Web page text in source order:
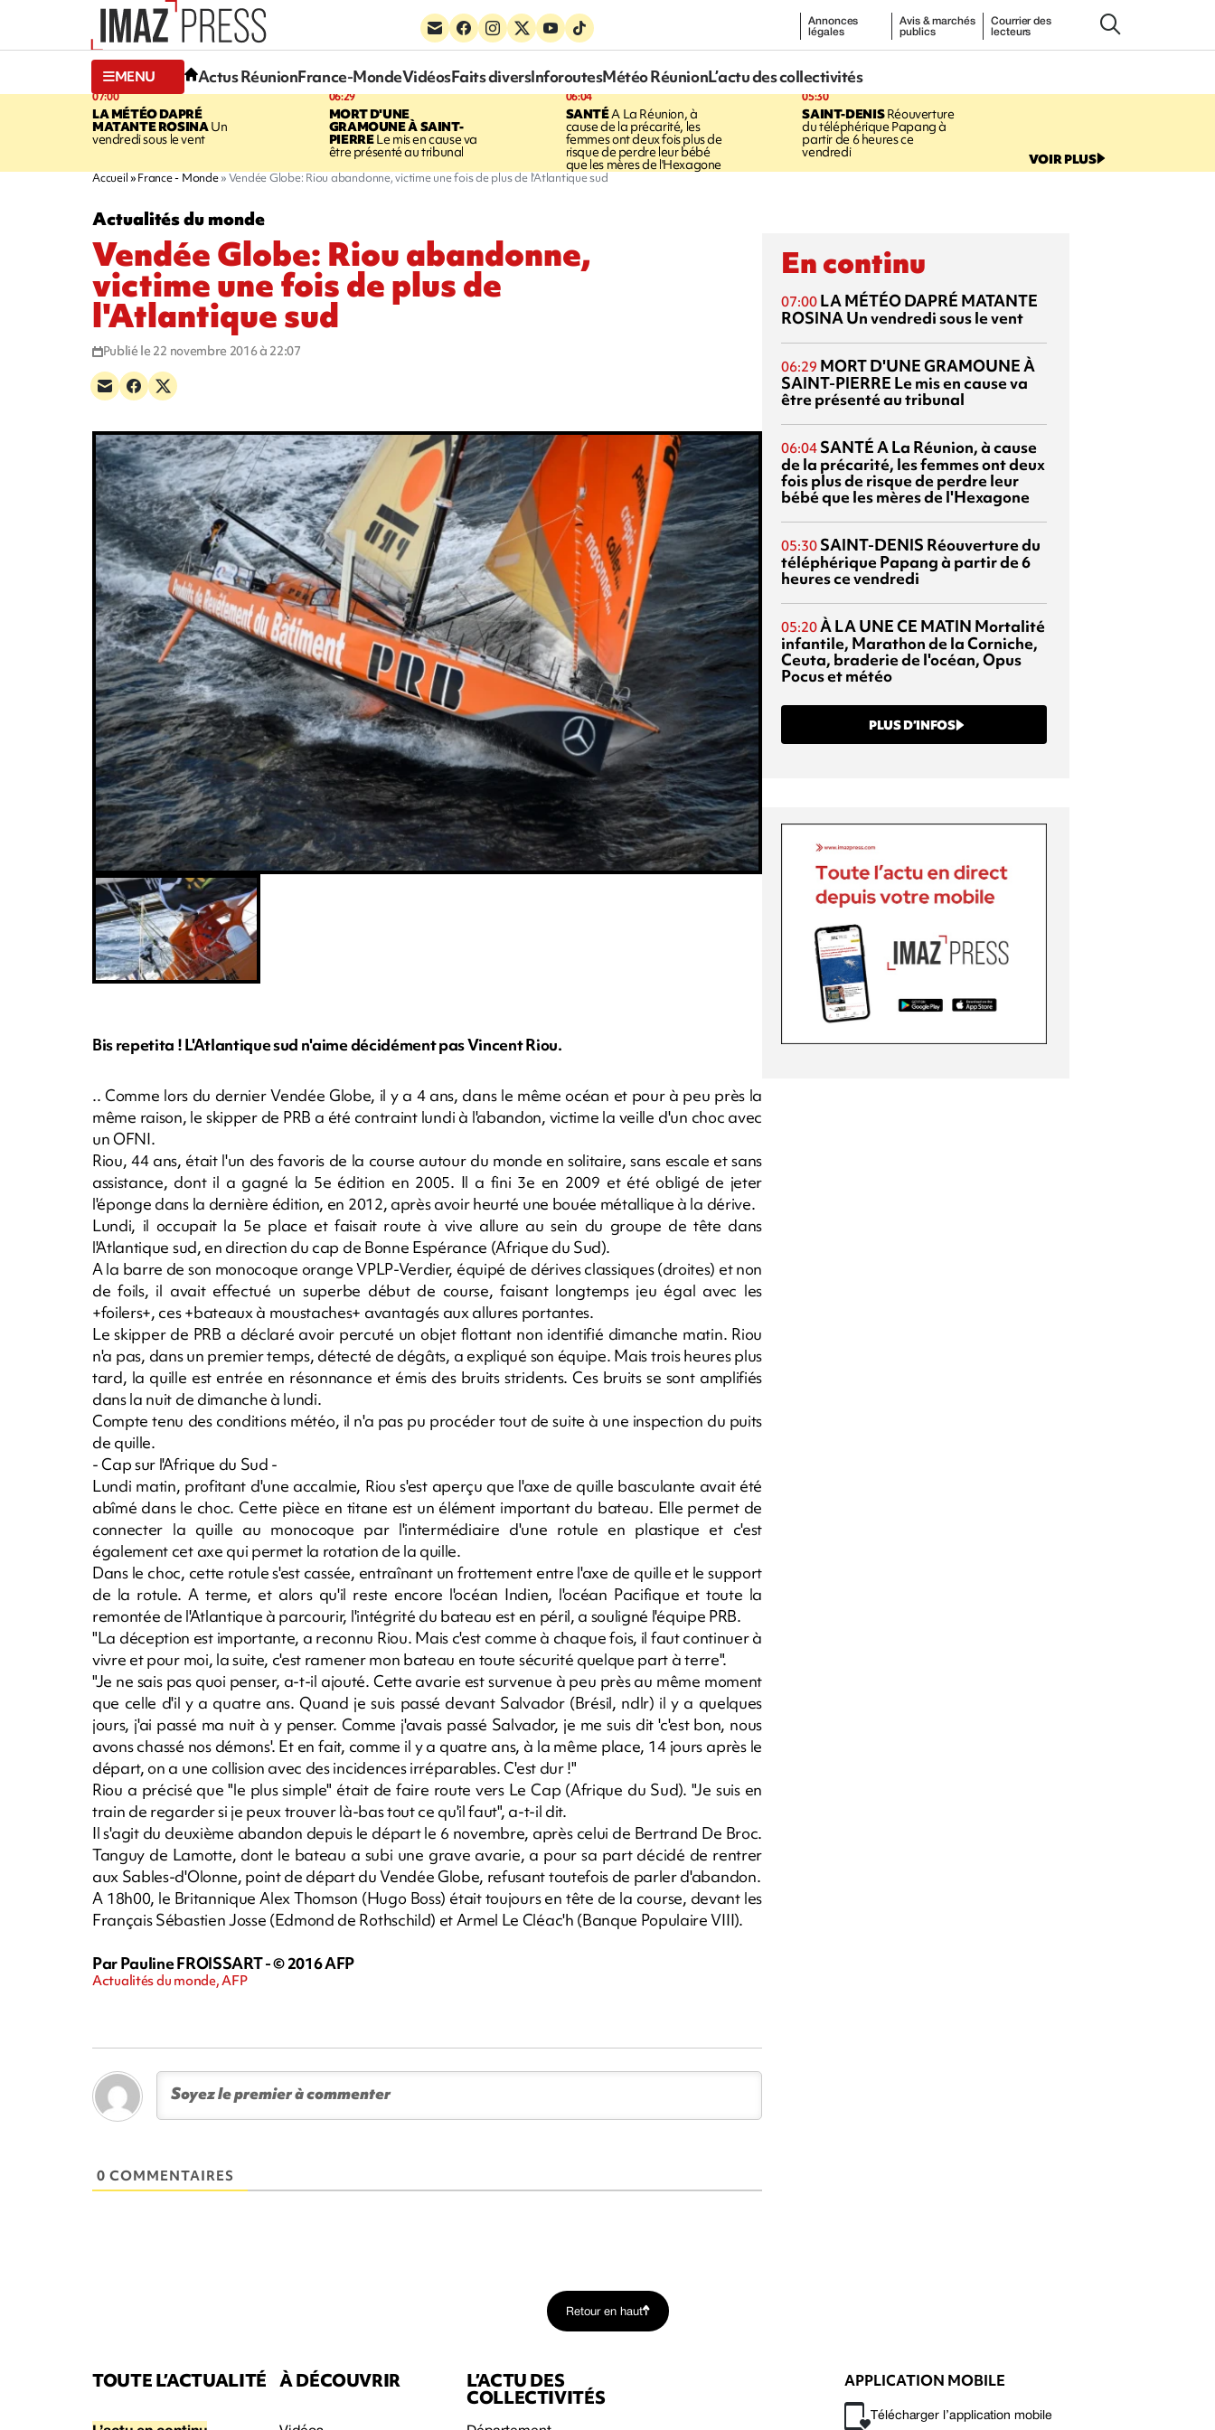
Annonces
légales
Avis & marchés
publics
Courrier des
lecteurs
MENU Actus RéunionFrance-MondeVidéosFaits diversInforoutesMétéo RéunionL’actu des collectivités
07:00
LA MÉTÉO DAPRÉ
MATANTE ROSINAUn
vendredi sous le vent
06:29
MORT D'UNE
GRAMOUNE À SAINT-
PIERRELe mis en cause va
être présenté au tribunal
06:04
SANTÉA La Réunion, à
cause de la précarité, les
femmes ont deux fois plus de
risque de perdre leur bébé
que les mères de l'Hexagone
05:30
SAINT-DENISRéouverture
du téléphérique Papang à
partir de 6 heures ce
vendredi VOIR PLUS
Accueil France - Monde Vendée Globe: Riou abandonne, victime une fois de plus de l'Atlantique sud
Actualités du monde
Vendée Globe: Riou abandonne,
victime une fois de plus de
l'Atlantique sud
Publié le 22 novembre 2016 à 22:07
Bis repetita ! L'Atlantique sud n'aime décidément pas Vincent Riou.
.. Comme lors du dernier Vendée Globe, il y a 4 ans, dans le même océan et pour à peu près la
même raison, le skipper de PRB a été contraint lundi à l'abandon, victime la veille d'un choc avec
un OFNI.
Riou, 44 ans, était l'un des favoris de la course autour du monde en solitaire, sans escale et sans
assistance, dont il a gagné la 5e édition en 2005. Il a fini 3e en 2009 et été obligé de jeter
l'éponge dans la dernière édition, en 2012, après avoir heurté une bouée métallique à la dérive.
Lundi, il occupait la 5e place et faisait route à vive allure au sein du groupe de tête dans
l'Atlantique sud, en direction du cap de Bonne Espérance (Afrique du Sud).
A la barre de son monocoque orange VPLP-Verdier, équipé de dérives classiques (droites) et non
de foils, il avait effectué un superbe début de course, faisant longtemps jeu égal avec les
+foilers+, ces +bateaux à moustaches+ avantagés aux allures portantes.
Le skipper de PRB a déclaré avoir percuté un objet flottant non identifié dimanche matin. Riou
n'a pas, dans un premier temps, détecté de dégâts, a expliqué son équipe. Mais trois heures plus
tard, la quille est entrée en résonnance et émis des bruits stridents. Ces bruits se sont amplifiés
dans la nuit de dimanche à lundi.
Compte tenu des conditions météo, il n'a pas pu procéder tout de suite à une inspection du puits
de quille.
- Cap sur l'Afrique du Sud -
Lundi matin, profitant d'une accalmie, Riou s'est aperçu que l'axe de quille basculante avait été
abîmé dans le choc. Cette pièce en titane est un élément important du bateau. Elle permet de
connecter la quille au monocoque par l'intermédiaire d'une rotule en plastique et c'est
également cet axe qui permet la rotation de la quille.
Dans le choc, cette rotule s'est cassée, entraînant un frottement entre l'axe de quille et le support
de la rotule. A terme, et alors qu'il reste encore l'océan Indien, l'océan Pacifique et toute la
remontée de l'Atlantique à parcourir, l'intégrité du bateau est en péril, a souligné l'équipe PRB.
"La déception est importante, a reconnu Riou. Mais c'est comme à chaque fois, il faut continuer à
vivre et pour moi, la suite, c'est ramener mon bateau en toute sécurité quelque part à terre".
"Je ne sais pas quoi penser, a-t-il ajouté. Cette avarie est survenue à peu près au même moment
que celle d'il y a quatre ans. Quand je suis passé devant Salvador (Brésil, ndlr) il y a quelques
jours, j'ai passé ma nuit à y penser. Comme j'avais passé Salvador, je me suis dit 'c'est bon, nous
avons chassé nos démons'. Et en fait, comme il y a quatre ans, à la même place, 14 jours après le
départ, on a une collision avec des incidences irréparables. C'est dur !"
Riou a précisé que "le plus simple" était de faire route vers Le Cap (Afrique du Sud). "Je suis en
train de regarder si je peux trouver là-bas tout ce qu'il faut", a-t-il dit.
Il s'agit du deuxième abandon depuis le départ le 6 novembre, après celui de Bertrand De Broc.
Tanguy de Lamotte, dont le bateau a subi une grave avarie, a pour sa part décidé de rentrer
aux Sables-d'Olonne, point de départ du Vendée Globe, refusant toutefois de parler d'abandon.
A 18h00, le Britannique Alex Thomson (Hugo Boss) était toujours en tête de la course, devant les
Français Sébastien Josse (Edmond de Rothschild) et Armel Le Cléac'h (Banque Populaire VIII).
Par Pauline FROISSART - © 2016 AFP
Actualités du monde, AFP
0 COMMENTAIRES
En continu
07:00 LA MÉTÉO DAPRÉ MATANTE
ROSINAUn vendredi sous le vent
06:29 MORT D'UNE GRAMOUNE À
SAINT-PIERRE Le mis en cause va
être présenté au tribunal
06:04 SANTÉA La Réunion, à cause
de la précarité, les femmes ont deux
fois plus de risque de perdre leur
bébé que les mères de l'Hexagone
05:30 SAINT-DENIS Réouverture du
téléphérique Papang à partir de 6
heures ce vendredi
05:20À LA UNE CE MATIN Mortalité
infantile, Marathon de la Corniche,
Ceuta, braderie de l'océan, Opus
Pocus et météo
PLUS D’INFOS
Retour en haut
TOUTE L’ACTUALITÉ À DÉCOUVRIR L’ACTU DES
COLLECTIVITÉS
APPLICATION MOBILE
Télécharger l’application mobile